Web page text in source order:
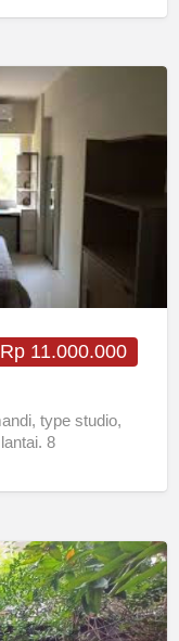
Rp 11.000.000
type studio,
8